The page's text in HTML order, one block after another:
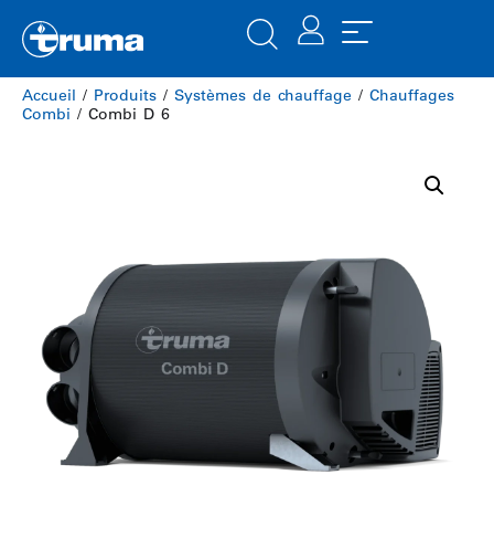
Accueil / Produits / Systèmes de chauffage / Chauffages
Combi / Combi D 6